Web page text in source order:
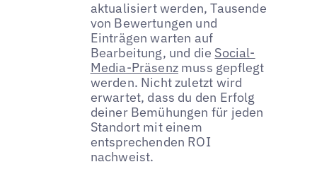
aktualisiert werden, Tausende
von Bewertungen und
Einträgen warten auf
Bearbeitung, und die Social-
Media-Präsenzmuss gepflegt
werden. Nicht zuletzt wird
erwartet, dass du den Erfolg
deiner Bemühungen für jeden
Standort mit einem
entsprechenden ROI
nachweist.